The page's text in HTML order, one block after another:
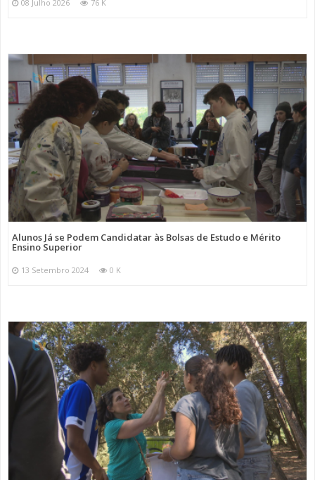
08 Julho 2026 76 K
Alunos Já se Podem Candidatar às Bolsas de Estudo e Mérito
Ensino Superior
13 Setembro 2024 0 K